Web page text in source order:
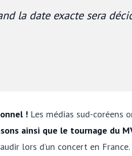
la date exacte sera
! Les médias sud-coréens
ainsi que le tournage du
lors d’un concert en